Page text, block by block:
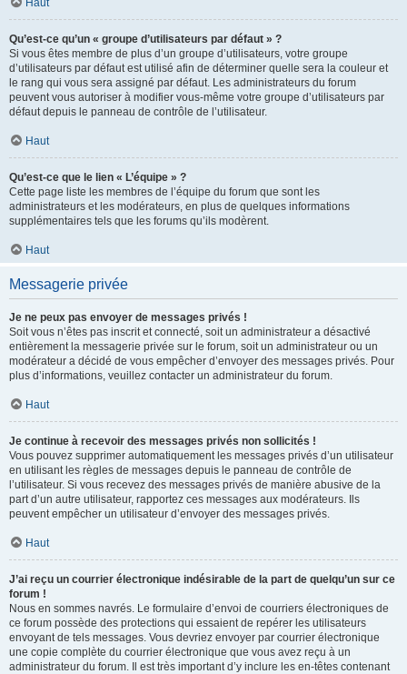
Haut
Qu’est-ce qu’un « groupe d’utilisateurs par défaut » ?
Si vous êtes membre de plus d’un groupe d’utilisateurs, votre groupe
d’utilisateurs par défaut est utilisé afin de déterminer quelle sera la couleur et
le rang qui vous sera assigné par défaut. Les administrateurs du forum
peuvent vous autoriser à modifier vous-même votre groupe d’utilisateurs par
défaut depuis le panneau de contrôle de l’utilisateur.
Haut
Qu’est-ce que le lien « L’équipe » ?
Cette page liste les membres de l’équipe du forum que sont les
administrateurs et les modérateurs, en plus de quelques informations
supplémentaires tels que les forums qu’ils modèrent.
Haut
Messagerie privée
Je ne peux pas envoyer de messages privés !
Soit vous n’êtes pas inscrit et connecté, soit un administrateur a désactivé
entièrement la messagerie privée sur le forum, soit un administrateur ou un
modérateur a décidé de vous empêcher d’envoyer des messages privés. Pour
plus d’informations, veuillez contacter un administrateur du forum.
Haut
Je continue à recevoir des messages privés non sollicités !
Vous pouvez supprimer automatiquement les messages privés d’un utilisateur
en utilisant les règles de messages depuis le panneau de contrôle de
l’utilisateur. Si vous recevez des messages privés de manière abusive de la
part d’un autre utilisateur, rapportez ces messages aux modérateurs. Ils
peuvent empêcher un utilisateur d’envoyer des messages privés.
Haut
J’ai reçu un courrier électronique indésirable de la part de quelqu’un sur ce
forum !
Nous en sommes navrés. Le formulaire d’envoi de courriers électroniques de
ce forum possède des protections qui essaient de repérer les utilisateurs
envoyant de tels messages. Vous devriez envoyer par courrier électronique
une copie complète du courrier électronique que vous avez reçu à un
administrateur du forum. Il est très important d’y inclure les en-têtes contenant